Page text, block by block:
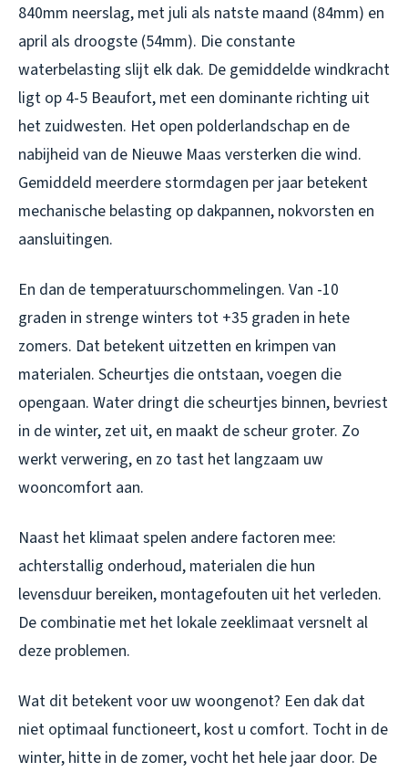
840mm neerslag, met juli als natste maand (84mm) en
april als droogste (54mm). Die constante
waterbelasting slijt elk dak. De gemiddelde windkracht
ligt op 4-5 Beaufort, met een dominante richting uit
het zuidwesten. Het open polderlandschap en de
nabijheid van de Nieuwe Maas versterken die wind.
Gemiddeld meerdere stormdagen per jaar betekent
mechanische belasting op dakpannen, nokvorsten en
aansluitingen.
En dan de temperatuurschommelingen. Van -10
graden in strenge winters tot +35 graden in hete
zomers. Dat betekent uitzetten en krimpen van
materialen. Scheurtjes die ontstaan, voegen die
opengaan. Water dringt die scheurtjes binnen, bevriest
in de winter, zet uit, en maakt de scheur groter. Zo
werkt verwering, en zo tast het langzaam uw
wooncomfort aan.
Naast het klimaat spelen andere factoren mee:
achterstallig onderhoud, materialen die hun
levensduur bereiken, montagefouten uit het verleden.
De combinatie met het lokale zeeklimaat versnelt al
deze problemen.
Wat dit betekent voor uw woongenot? Een dak dat
niet optimaal functioneert, kost u comfort. Tocht in de
winter, hitte in de zomer, vocht het hele jaar door. De